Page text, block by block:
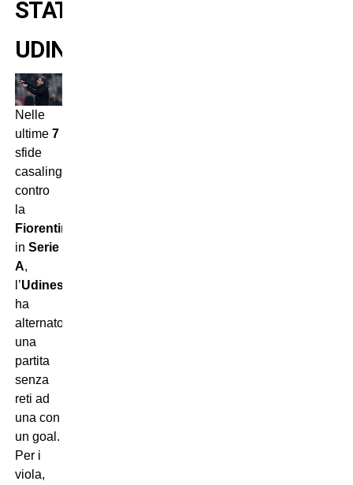
STATISTICHE
UDINESE
Nelle
ultime 7
sfide
casalinghe
contro
la
Fiorentina
in Serie
A,
l’Udinese
ha
alternato
una
partita
senza
reti ad
una con
un goal.
Per i
viola,